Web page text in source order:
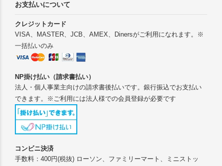
お支払いについて
クレジットカード
VISA、MASTER、JCB、AMEX、Dinersがご利用になれます。※
一括払いのみ
NP掛け払い（請求書払い）
法人・個人事業主向けの請求書後払いです。銀行振込でお支払い
できます。※ご利用には法人様での会員登録が必要です
コンビニ決済
手数料：400円(税抜) ローソン、ファミリーマート、ミニストッ